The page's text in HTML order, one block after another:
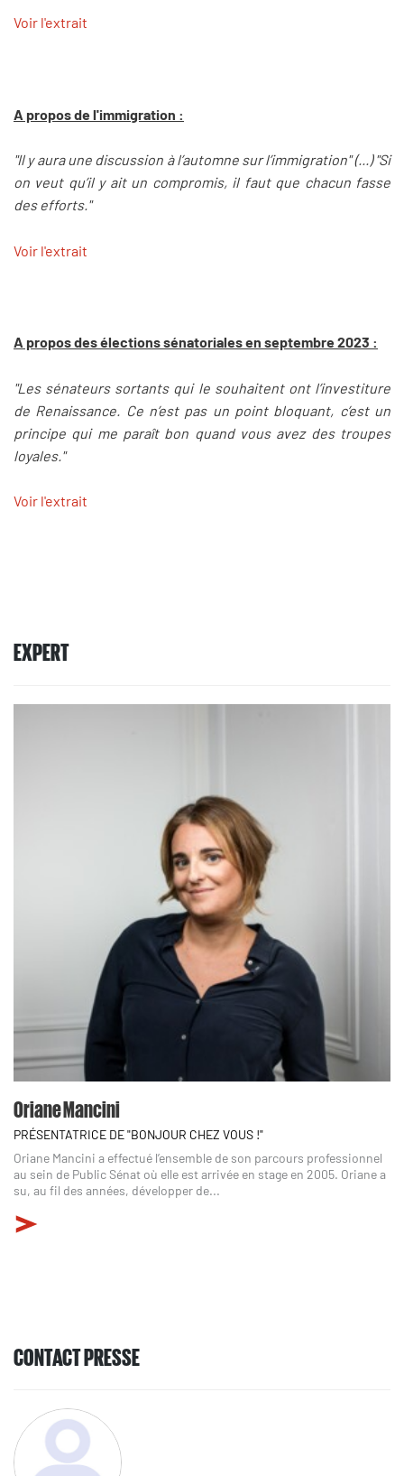
Voir l'extrait
A propos de l'immigration :
"Il y aura une discussion à l’automne sur l’immigration" (...) "Si
on veut qu’il y ait un compromis, il faut que chacun fasse
des efforts."
Voir l'extrait
A propos des élections sénatoriales en septembre 2023 :
"Les sénateurs sortants qui le souhaitent ont l’investiture
de Renaissance. Ce n’est pas un point bloquant, c’est un
principe qui me paraît bon quand vous avez des troupes
loyales."
Voir l'extrait
EXPERT
Oriane Mancini
PRÉSENTATRICE DE "BONJOUR CHEZ VOUS !"
Oriane Mancini a effectué l’ensemble de son parcours professionnel
au sein de Public Sénat où elle est arrivée en stage en 2005. Oriane a
su, au fil des années, développer de...
CONTACT PRESSE